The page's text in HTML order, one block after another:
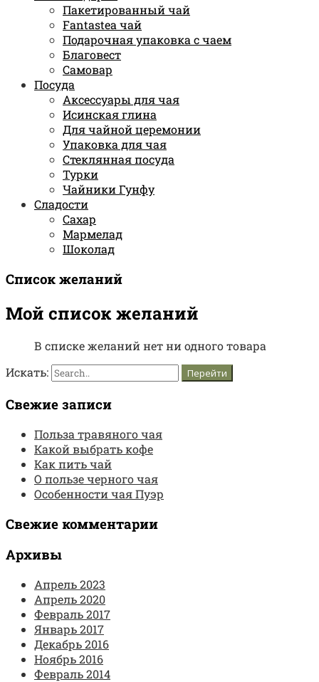
Пакетированный чай
Fantastea чай
Подарочная упаковка с чаем
Благовест
Самовар
Посуда
Аксессуары для чая
Исинская глина
Для чайной церемонии
Упаковка для чая
Стеклянная посуда
Турки
Чайники Гунфу
Сладости
Сахар
Мармелад
Шоколад
Список желаний
Мой список желаний
В списке желаний нет ни одного товара
Искать:
Свежие записи
Польза травяного чая
Какой выбрать кофе
Как пить чай
О пользе черного чая
Особенности чая Пуэр
Свежие комментарии
Архивы
Апрель 2023
Апрель 2020
Февраль 2017
Январь 2017
Декабрь 2016
Ноябрь 2016
Февраль 2014